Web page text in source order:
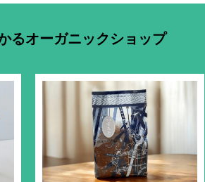
るオーガニックショップ